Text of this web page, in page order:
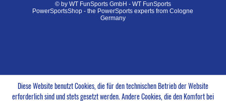
© by WT FunSports GmbH - WT FunSports
PowerSportsShop - the PowerSports experts from Cologne
Germany
Diese Website benutzt Cookies, die für den technischen Betrieb der Website
erforderlich sind und stets gesetzt werden. Andere Cookies, die den Komfort bei